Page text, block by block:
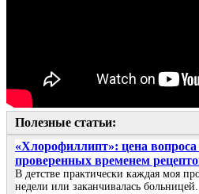
Полезные статьи:
«Хлорофиллипт»: цена
проверенных временем
В детстве практически каждая моя
недели или заканчивалась